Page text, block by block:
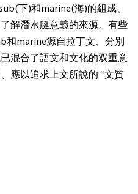
下)和marine(海)的組成、
解潛水艇意義的來源。有些
和marine源自拉丁文、分別
混合了語文和文化的双重意
應以追求上文所說的 “文質